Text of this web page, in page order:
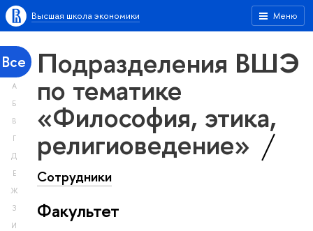
Меню
Высшая школа экономики
Все
А
Б
В
Г
Д
Е
Ж
З
И
Подразделения ВШЭ
по тематике
«Философия, этика,
религиоведение»
Сотрудники
Факультет